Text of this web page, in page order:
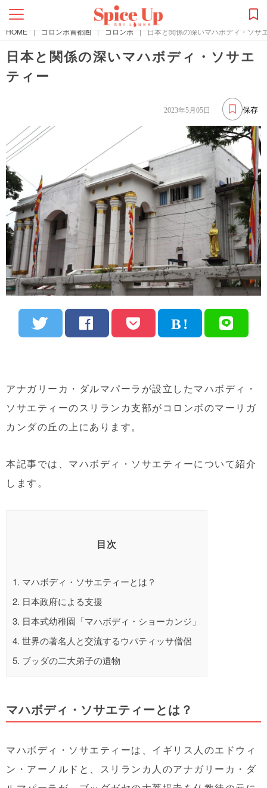
HOME | コロンボ首都圏 | コロンボ | 日本と関係の深いマハボディ・ソサ
日本と関係の深いマハボディ・ソサエ
ティー
保存
2023年5月05日
アナガリーカ・ダルマパーラが設立したマハボディ・
ソサエティーのスリランカ支部がコロンボのマーリガ
カンダの丘の上にあります。
本記事では、マハボディ・ソサエティーについて紹介
します。
目次
1. マハボディ・ソサエティーとは？
2. 日本政府による支援
3. 日本式幼稚園「マハボディ・ショーカンジ」
4. 世界の著名人と交流するウパティッサ僧侶
5. ブッダの二大弟子の遺物
マハボディ・ソサエティーとは？
マハボディ・ソサエティーは、イギリス人のエドウィ
ン・アーノルドと、スリランカ人のアナガリーカ・ダ